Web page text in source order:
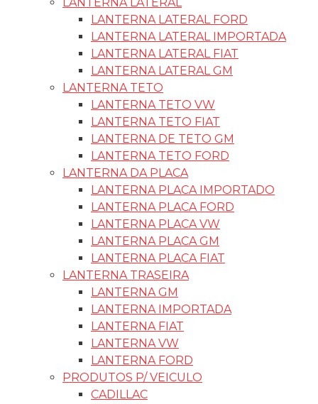
LANTERNA LATERAL FORD
LANTERNA LATERAL IMPORTADA
LANTERNA LATERAL FIAT
LANTERNA LATERAL GM
LANTERNA TETO
LANTERNA TETO VW
LANTERNA TETO FIAT
LANTERNA DE TETO GM
LANTERNA TETO FORD
LANTERNA DA PLACA
LANTERNA PLACA IMPORTADO
LANTERNA PLACA FORD
LANTERNA PLACA VW
LANTERNA PLACA GM
LANTERNA PLACA FIAT
LANTERNA TRASEIRA
LANTERNA GM
LANTERNA IMPORTADA
LANTERNA FIAT
LANTERNA VW
LANTERNA FORD
PRODUTOS P/ VEICULO
CADILLAC